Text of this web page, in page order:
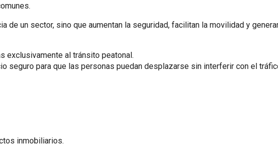
de un sector, sino que aumentan la seguridad, facilitan la movilidad y
exclusivamente al tránsito peatonal.
seguro para que las personas puedan desplazarse sin interferir con el
inmobiliarios.